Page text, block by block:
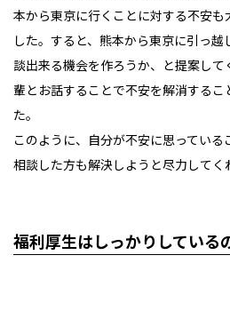
本から東京に行くことに対する不安
した。すると、熊本から東京に引っ
談出来る機会を作ろうか、と提案し
輩とお話することで不安を解消するこ
た。
このように、自分が不安に思っている
相談した方も解決しようと尽力してく
福利厚生はしっかりしている